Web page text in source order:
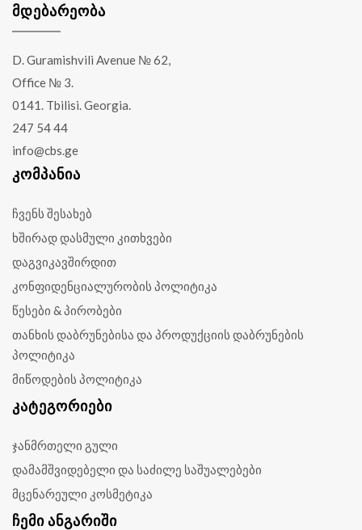
ᲛᲓᲔᲑᲐᲠᲔᲝᲑᲐ
D. Guramishvili Avenue № 62,
Office № 3.
0141. Tbilisi. Georgia.
247 54 44
info@cbs.ge
ᲙᲝᲛᲞᲐᲜᲘᲐ
ჩვენს შესახებ
ხშირად დასმული კითხვები
დაგვიკავშირდით
კონფიდენციალურობის პოლიტიკა
წესები & პირობები
თანხის დაბრუნებისა და პროდუქციის დაბრუნების
პოლიტიკა
მიწოდების პოლიტიკა
ᲙᲐᲢᲔᲒᲝᲠᲘᲔᲑᲘ
ჯანმრთელი გული
დამამშვიდებელი და საძილე საშუალებები
მცენარეული კოსმეტიკა
ᲩᲔᲛᲘ ᲐᲜᲒᲐᲠᲘᲨᲘ